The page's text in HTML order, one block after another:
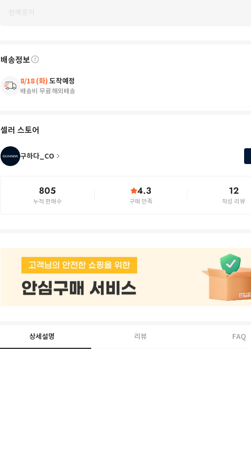
판매중지
배송정보
8/18 (화) 도착예정
배송비 무료해외배송
셀러 스토어
구하다_CO
805
누적 판매수
4.3
구매 만족
12
작성 리뷰
상세설명 리뷰 FAQ